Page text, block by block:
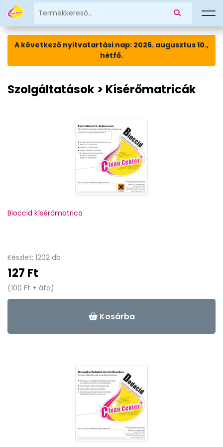
A következő nyitvatartási nap: 2026. augusztus 10.,
hétfő.
Szolgáltatások > Kísérőmatricák
Bioccid kísérőmatrica
Készlet: 1202 db
127 Ft
(100 Ft + áfa)
Kosárba